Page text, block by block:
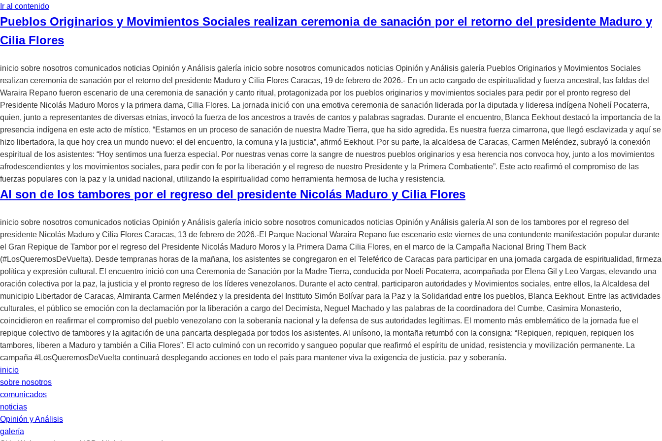
Ir al contenido
Pueblos Originarios y Movimientos Sociales realizan ceremonia de sanación por el retorno del presidente Maduro y
Cilia Flores
inicio sobre nosotros comunicados noticias Opinión y Análisis galería inicio sobre nosotros comunicados noticias Opinión y Análisis galería Pueblos Originarios y Movimientos Sociales
realizan ceremonia de sanación por el retorno del presidente Maduro y Cilia Flores Caracas, 19 de febrero de 2026.- En un acto cargado de espiritualidad y fuerza ancestral, las faldas del
Waraira Repano fueron escenario de una ceremonia de sanación y canto ritual, protagonizada por los pueblos originarios y movimientos sociales para pedir por el pronto regreso del
Presidente Nicolás Maduro Moros y la primera dama, Cilia Flores. La jornada inició con una emotiva ceremonia de sanación liderada por la diputada y lideresa indígena Nohelí Pocaterra,
quien, junto a representantes de diversas etnias, invocó la fuerza de los ancestros a través de cantos y palabras sagradas. Durante el encuentro, Blanca Eekhout destacó la importancia de la
presencia indígena en este acto de místico, “Estamos en un proceso de sanación de nuestra Madre Tierra, que ha sido agredida. Es nuestra fuerza cimarrona, que llegó esclavizada y aquí se
hizo libertadora, la que hoy crea un mundo nuevo: el del encuentro, la comuna y la justicia”, afirmó Eekhout. Por su parte, la alcaldesa de Caracas, Carmen Meléndez, subrayó la conexión
espiritual de los asistentes: “Hoy sentimos una fuerza especial. Por nuestras venas corre la sangre de nuestros pueblos originarios y esa herencia nos convoca hoy, junto a los movimientos
afrodescendientes y los movimientos sociales, para pedir con fe por la liberación y el regreso de nuestro Presidente y la Primera Combatiente”. Este acto reafirmó el compromiso de las
fuerzas populares con la paz y la unidad nacional, utilizando la espiritualidad como herramienta hermosa de lucha y resistencia.
Al son de los tambores por el regreso del presidente Nicolás Maduro y Cilia Flores
inicio sobre nosotros comunicados noticias Opinión y Análisis galería inicio sobre nosotros comunicados noticias Opinión y Análisis galería Al son de los tambores por el regreso del
presidente Nicolás Maduro y Cilia Flores Caracas, 13 de febrero de 2026.-El Parque Nacional Waraira Repano fue escenario este viernes de una contundente manifestación popular durante
el Gran Repique de Tambor por el regreso del Presidente Nicolás Maduro Moros y la Primera Dama Cilia Flores, en el marco de la Campaña Nacional Bring Them Back
(#LosQueremosDeVuelta). Desde tempranas horas de la mañana, los asistentes se congregaron en el Teleférico de Caracas para participar en una jornada cargada de espiritualidad, firmeza
política y expresión cultural. El encuentro inició con una Ceremonia de Sanación por la Madre Tierra, conducida por Noelí Pocaterra, acompañada por Elena Gil y Leo Vargas, elevando una
oración colectiva por la paz, la justicia y el pronto regreso de los líderes venezolanos. Durante el acto central, participaron autoridades y Movimientos sociales, entre ellos, la Alcaldesa del
municipio Libertador de Caracas, Almiranta Carmen Meléndez y la presidenta del Instituto Simón Bolívar para la Paz y la Solidaridad entre los pueblos, Blanca Eekhout. Entre las actividades
culturales, el público se emoción con la declamación por la liberación a cargo del Decimista, Neguel Machado y las palabras de la coordinadora del Cumbe, Casimira Monasterio,
coincidieron en reafirmar el compromiso del pueblo venezolano con la soberanía nacional y la defensa de sus autoridades legítimas. El momento más emblemático de la jornada fue el
repique colectivo de tambores y la agitación de una pancarta desplegada por todos los asistentes. Al unísono, la montaña retumbó con la consigna: “Repiquen, repiquen, repiquen los
tambores, liberen a Maduro y también a Cilia Flores”. El acto culminó con un recorrido y sangueo popular que reafirmó el espíritu de unidad, resistencia y movilización permanente. La
campaña #LosQueremosDeVuelta continuará desplegando acciones en todo el país para mantener viva la exigencia de justicia, paz y soberanía.
inicio
sobre nosotros
comunicados
noticias
Opinión y Análisis
galería